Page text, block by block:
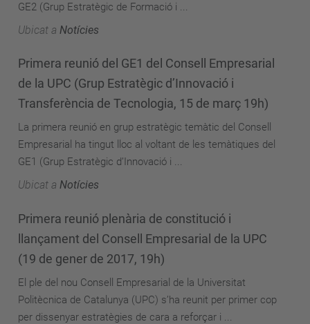
GE2 (Grup Estratègic de Formació i ...
Ubicat a Notícies
Primera reunió del GE1 del Consell Empresarial
de la UPC (Grup Estratègic d’Innovació i
Transferència de Tecnologia, 15 de març 19h)
La primera reunió en grup estratègic temàtic del Consell
Empresarial ha tingut lloc al voltant de les temàtiques del
GE1 (Grup Estratègic d’Innovació i ...
Ubicat a Notícies
Primera reunió plenària de constitució i
llançament del Consell Empresarial de la UPC
(19 de gener de 2017, 19h)
El ple del nou Consell Empresarial de la Universitat
Politècnica de Catalunya (UPC) s’ha reunit per primer cop
per dissenyar estratègies de cara a reforçar i ...